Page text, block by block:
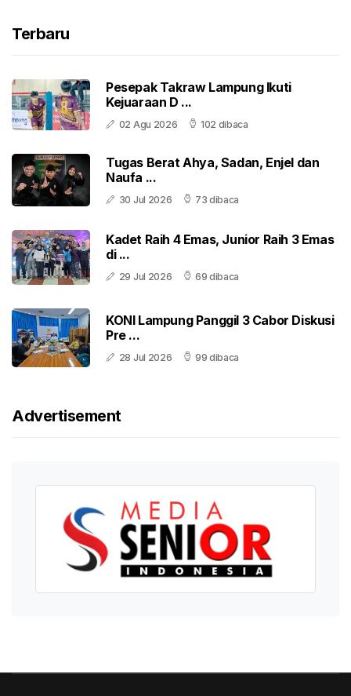
Terbaru
Pesepak Takraw Lampung Ikuti
Kejuaraan D ...
02 Agu 2026 102 dibaca
Tugas Berat Ahya, Sadan, Enjel dan
Naufa ...
30 Jul 2026 73 dibaca
Kadet Raih 4 Emas, Junior Raih 3 Emas
di ...
29 Jul 2026 69 dibaca
KONI Lampung Panggil 3 Cabor Diskusi
Pre ...
28 Jul 2026 99 dibaca
Advertisement